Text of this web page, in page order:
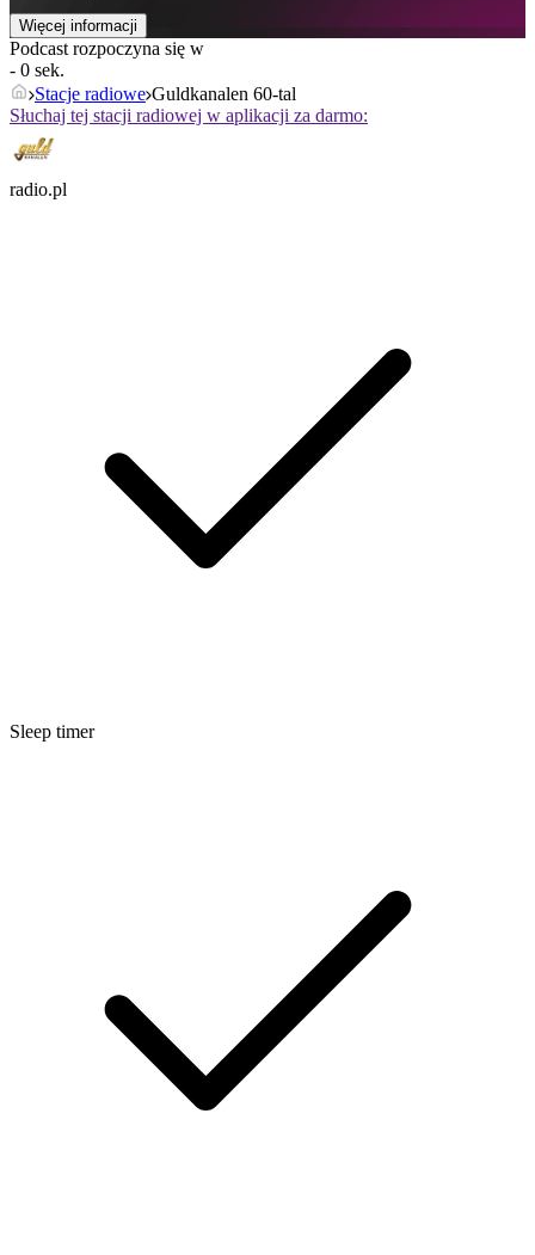
Więcej informacji
Podcast rozpoczyna się w
- 0 sek.
Stacje radiowe Guldkanalen 60-tal
Słuchaj tej stacji radiowej w aplikacji za darmo:
radio.pl
Sleep timer